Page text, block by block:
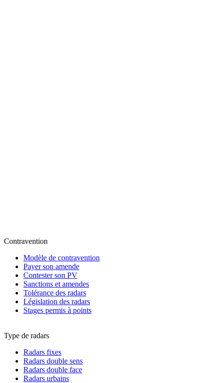
Contravention
Modèle de contravention
Payer son amende
Contester son PV
Sanctions et amendes
Tolérance des radars
Législation des radars
Stages permis à points
Type de radars
Radars fixes
Radars double sens
Radars double face
Radars urbains